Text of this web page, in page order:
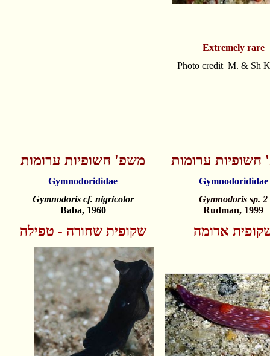
Extremely rare
Photo credit M. & Sh
משפ' חשופיות ערומות ערומות
Gymnodorididae
Gymnodorididae
Gymnodoris cf. nigricolor
Baba, 1960
Gymnodoris sp. 2
Rudman, 1999
שקופית שחורה - טפילה אדומה